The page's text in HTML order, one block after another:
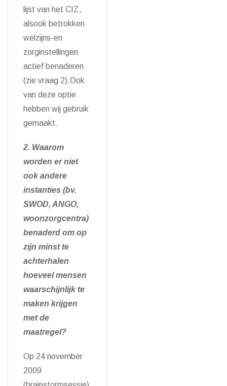
lijst van het CIZ,
alsook betrokken
welzijns-en
zorginstellingen
actief benaderen
(zie vraag 2).Ook
van deze optie
hebben wij gebruik
gemaakt.
2. Waarom
worden er niet
ook andere
instanties (bv.
SWOD, ANGO,
woonzorgcentra)
benaderd om op
zijn minst te
achterhalen
hoeveel mensen
waarschijnlijk te
maken krijgen
met de
maatregel?
Op 24 november
2009